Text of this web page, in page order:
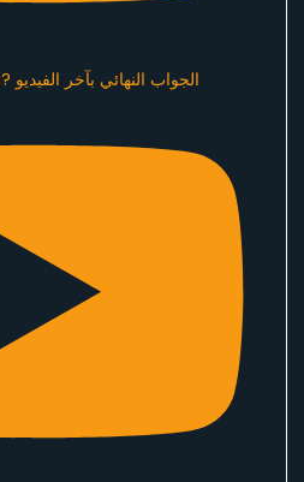
Omnivore او Herbivore? الجواب النهائي بآخر الفيديو